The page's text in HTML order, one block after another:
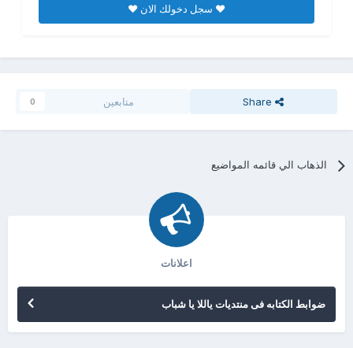
♥ سجل دخولك الان ♥
Share متابعين 0
الذهاب الي قائمه المواضيع
اعلانات
ضوابط الكتابه فى منتديات ياللا يا شباب